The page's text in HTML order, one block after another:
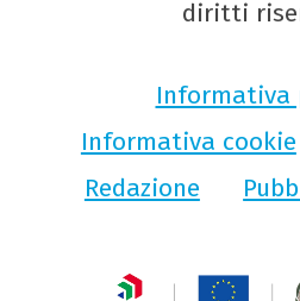
diritti
Informativa
Informativa cookie
Redazione